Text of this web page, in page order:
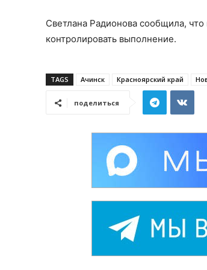
Светлана Радионова сообщила,
контролировать выполнение.
TAGS Ачинск Красноярский край
поделиться